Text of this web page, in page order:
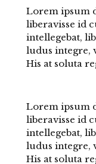
Lorem ipsum
liberavisse id
intellegebat,
ludus integre,
His at soluta
Lorem ipsum
liberavisse id
intellegebat,
ludus integre,
His at soluta